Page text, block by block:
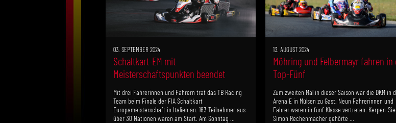
03. SEPTEMBER 2024
Schaltkart-EM mit
Meisterschaftspunkten beendet
Mit drei Fahrerinnen und Fahrern trat das TB Racing
Team beim Finale der FIA Schaltkart
Europameisterschaft in Italien an. 163 Teilnehmer aus
über 30 Nationen waren am Start. Am Sonntag ...
13. AUGUST 2024
Möhring und Felbermayr fahren in
Top-Fünf
Zum zweiten Mal in dieser Saison war die DKM in
Arena E in Mülsen zu Gast. Neun Fahrerinnen und
Fahrer waren in fünf Klasse vertreten. Kerpen-
Simon Rechenmacher gehörte ...